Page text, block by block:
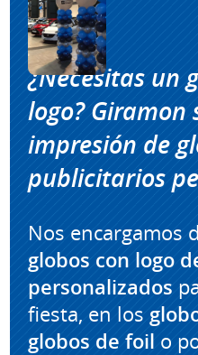
¿Necesitas un
logo?Giramon
impresión de
publicitarios
Nos encargamos
globos con logo
personalizados
fiesta, en los
globos de foil o